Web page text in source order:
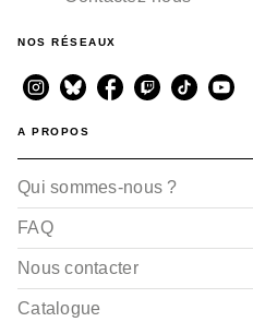
NOS RÉSEAUX
A PROPOS
Qui sommes-nous ?
FAQ
Nous contacter
Catalogue